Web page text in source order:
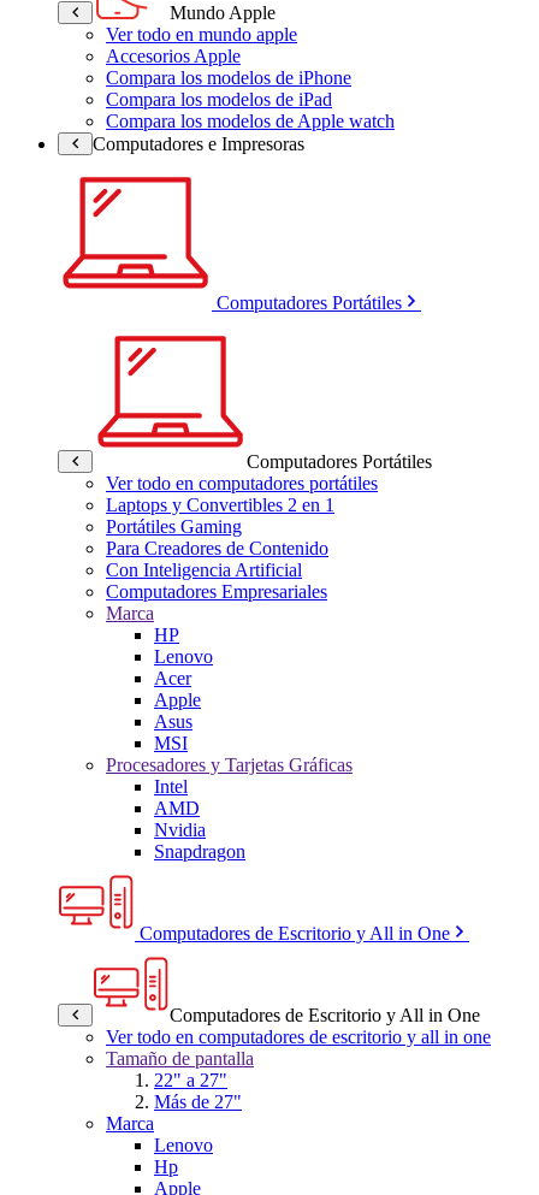
Mundo Apple
Ver todo en mundo apple
Accesorios Apple
Compara los modelos de iPhone
Compara los modelos de iPad
Compara los modelos de Apple watch
Computadores e Impresoras
Computadores Portátiles
Computadores Portátiles
Ver todo en computadores portátiles
Laptops y Convertibles 2 en 1
Portátiles Gaming
Para Creadores de Contenido
Con Inteligencia Artificial
Computadores Empresariales
Marca
HP
Lenovo
Acer
Apple
Asus
MSI
Procesadores y Tarjetas Gráficas
Intel
AMD
Nvidia
Snapdragon
Computadores de Escritorio y All in One
Computadores de Escritorio y All in One
Ver todo en computadores de escritorio y all in one
Tamaño de pantalla
22" a 27"
Más de 27"
Marca
Lenovo
Hp
Apple